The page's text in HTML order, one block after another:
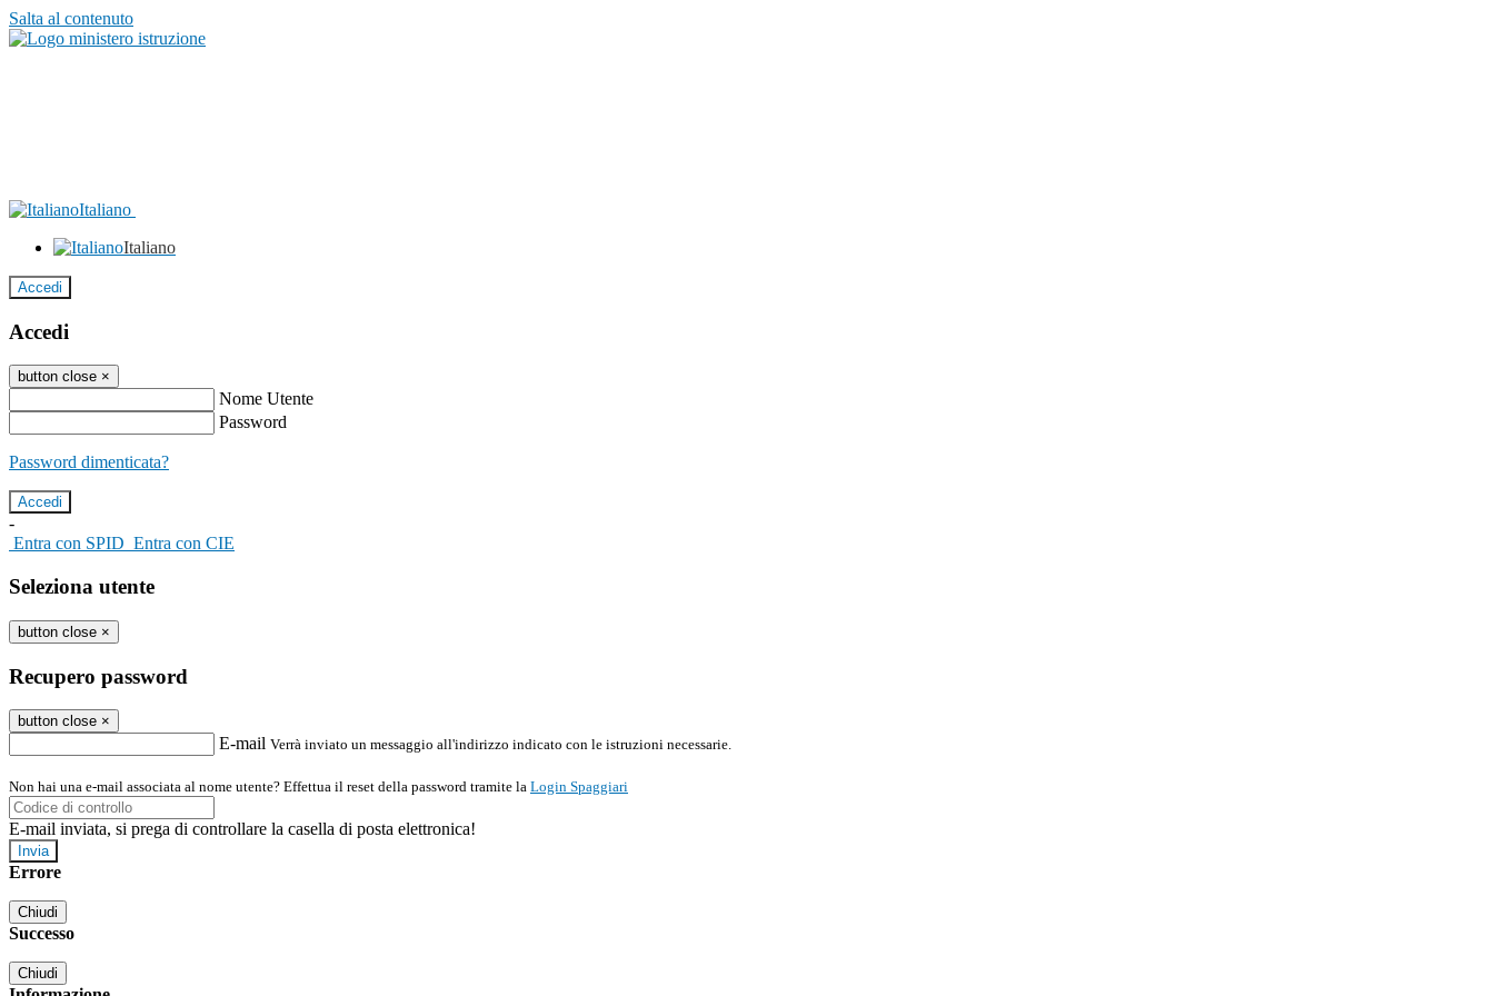
Salta al contenuto
Italiano
Italiano
Accedi
Accedi
button close ×
Nome Utente
Password
Password dimenticata?
-
Entra con SPID Entra con CIE
Seleziona utente
button close ×
Recupero password
button close ×
E-mail Verrà inviato un messaggio all'indirizzo indicato con le istruzioni necessarie.
Non hai una e-mail associata al nome utente? Effettua il reset della password tramite la Login Spaggiari
E-mail inviata, si prega di controllare la casella di posta elettronica!
Errore
Chiudi
Successo
Chiudi